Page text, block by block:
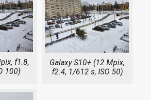
f1.8,
100)
Galaxy S10+ (12 Mpix,
f2.4, 1/612 s, ISO 50)